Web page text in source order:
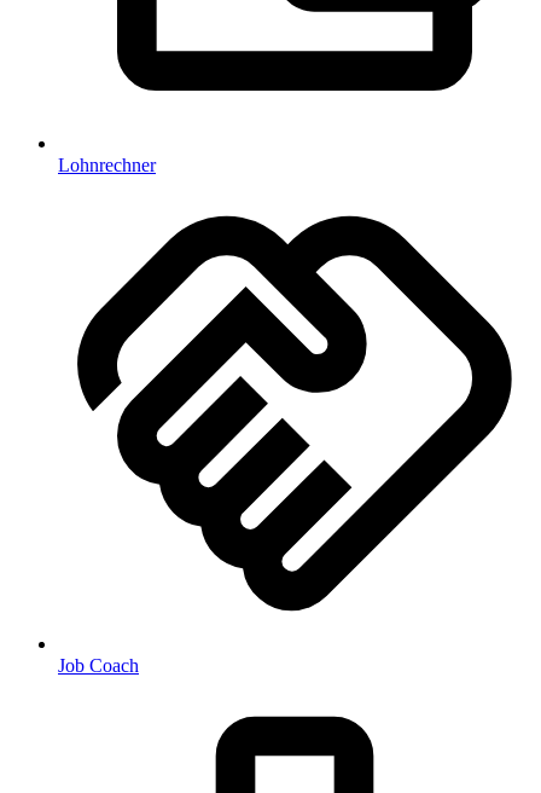
Lohnrechner
Job Coach